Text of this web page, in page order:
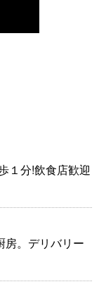
１分!飲食店歓迎
房。デリバリー